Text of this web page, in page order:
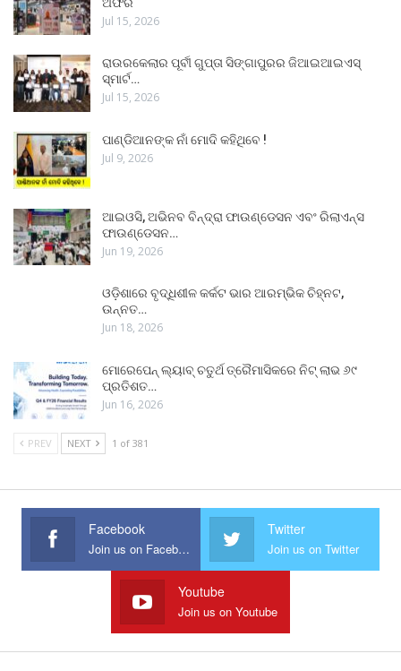
Jul 15, 2026
ରାଉରକେଲାର ପୂର୍ବୀ ଗୁପ୍ତା ସିଙ୍ଗାପୁରର ଜିଆଇଆଇଏସ୍
ସ୍ମାର୍ଟ…
Jul 15, 2026
ପାଣ୍ଡିଆନଙ୍କ ନାଁ ମୋଦି କହିଥିବେ !
Jul 9, 2026
ଆଇଓସି, ଅଭିନବ ବିନ୍ଦ୍ରା ଫାଉଣ୍ଡେସନ ଏବଂ ରିଲାଏନ୍ସ
ଫାଉଣ୍ଡେସନ…
Jun 19, 2026
ଓଡ଼ିଶାରେ ବୃଦ୍ଧିଶୀଳ କର୍କଟ ଭାର ଆରମ୍ଭିକ ଚିହ୍ନଟ,
ଉନ୍ନତ…
Jun 18, 2026
ମୋରେପେନ୍ ଲ୍ୟାବ୍ ଚତୁର୍ଥ ତ୍ରୈମାସିକରେ ନିଟ୍ ଲାଭ ୬୯
ପ୍ରତିଶତ…
Jun 16, 2026
PREV NEXT 1 of 381
Facebook
Join us on Facebook
Twitter
Join us on Twitter
Youtube
Join us on Youtube